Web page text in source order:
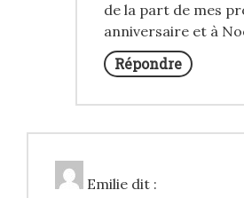
de la part de mes
anniversaire et à
Répondre
Emilie dit :